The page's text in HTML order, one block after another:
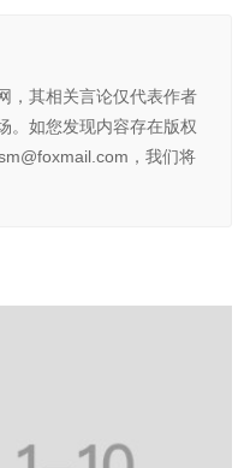
，其相关言论仅代表作者
。如您发现内容存在版权
，我们将